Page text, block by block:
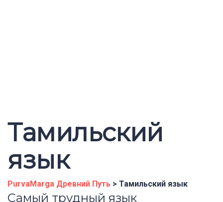
Тамильский
язык
PurvaMarga Древний Путь > Тамильский язык
Самый трудный язык